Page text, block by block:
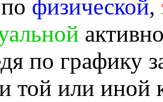
физической,
по графику
той или иной